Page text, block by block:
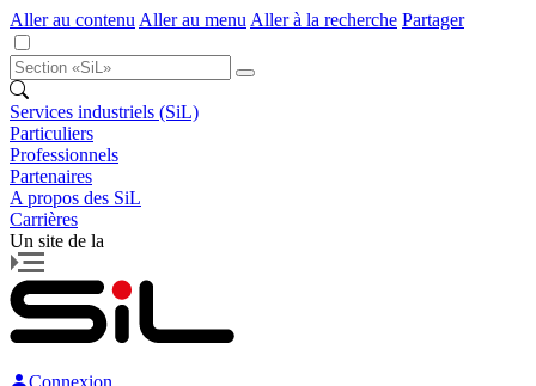
Aller au contenu Aller au menu Aller à la recherche Partager
Services industriels (SiL)
Particuliers
Professionnels
Partenaires
A propos des SiL
Carrières
Un site de la
Connexion